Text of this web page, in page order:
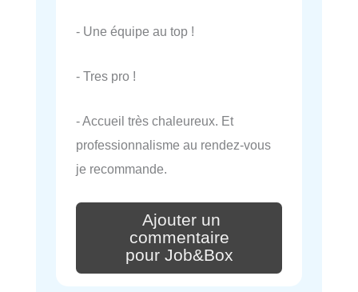
- Une équipe au top !
- Tres pro !
- Accueil très chaleureux. Et
professionnalisme au rendez-vous
je recommande.
Ajouter un
commentaire
pour Job&Box